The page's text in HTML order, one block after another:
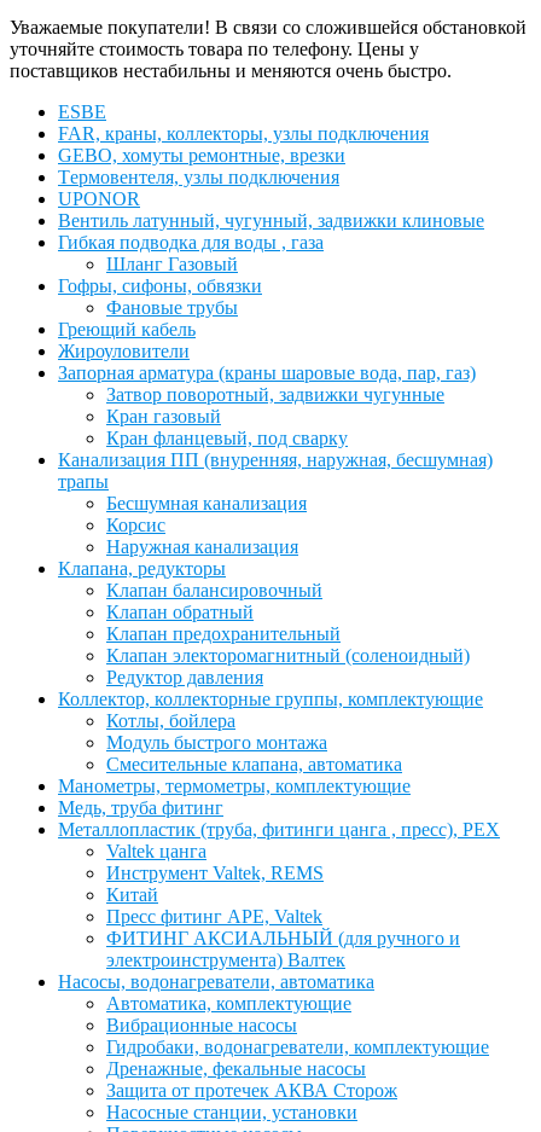
Уважаемые покупатели! В связи со сложившейся обстановкой
уточняйте стоимость товара по телефону. Цены у
поставщиков нестабильны и меняются очень быстро.
ESBЕ
FAR, краны, коллекторы, узлы подключения
GEBO, хомуты ремонтные, врезки
Tермовентеля, узлы подключения
UPONOR
Вентиль латунный, чугунный, задвижки клиновые
Гибкая подводка для воды , газа
Шланг Газовый
Гофры, сифоны, обвязки
Фановые трубы
Греющий кабель
Жироуловители
Запорная арматура (краны шаровые вода, пар, газ)
Затвор поворотный, задвижки чугунные
Кран газовый
Кран фланцевый, под сварку
Канализация ПП (внуренняя, наружная, бесшумная)
трапы
Бесшумная канализация
Корсис
Наружная канализация
Клапана, редукторы
Клапан балансировочный
Клапан обратный
Клапан предохранительный
Клапан электоромагнитный (соленоидный)
Редуктор давления
Коллектор, коллекторные группы, комплектующие
Котлы, бойлера
Модуль быстрого монтажа
Смесительные клапана, автоматика
Манометры, термометры, комплектующие
Медь, труба фитинг
Металлопластик (труба, фитинги цанга , пресс), PEX
Valtek цанга
Инструмент Valtek, REMS
Китай
Пресс фитинг APE, Valtek
ФИТИНГ АКСИАЛЬНЫЙ (для ручного и
электроинструмента) Валтек
Насосы, водонагреватели, автоматика
Автоматика, комплектующие
Вибрационные насосы
Гидробаки, водонагреватели, комплектующие
Дренажные, фекальные насосы
Защита от протечек АКВА Сторож
Насосные станции, установки